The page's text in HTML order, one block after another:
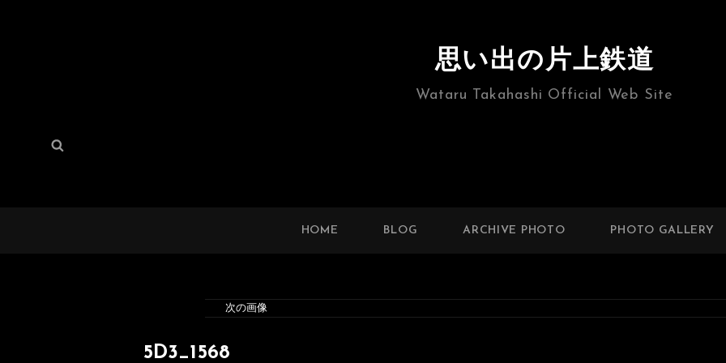
思い出の片上鉄道
Wataru Takahashi Official Web Site
検
HOME BLOG ARCHIVE PHOTO PHOTO GALLERY
次の画像
5D3_1568